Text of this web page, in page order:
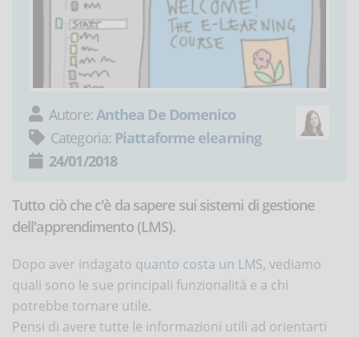
Autore: Anthea De Domenico
Categoria: Piattaforme elearning
24/01/2018
Tutto ciò che c'è da sapere sui sistemi di gestione
dell'apprendimento (LMS).
Dopo aver indagato quanto costa un LMS, vediamo
quali sono le sue principali funzionalità e a chi
potrebbe tornare utile.
Pensi di avere tutte le informazioni utili ad orientarti